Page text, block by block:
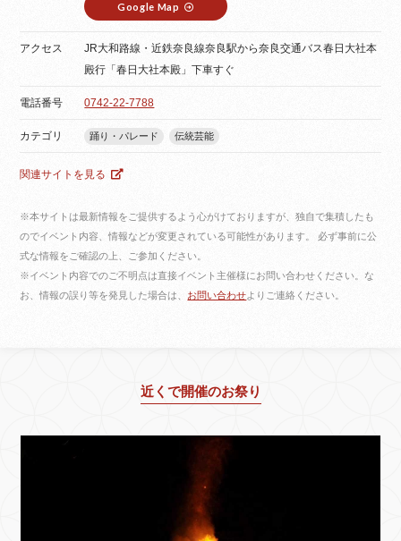
Google Map
アクセス
JR大和路線・近鉄奈良線奈良駅から奈良交通バス春日大社本
殿行「春日大社本殿」下車すぐ
電話番号 0742-22-7788
カテゴリ 踊り・パレード 伝統芸能
関連サイトを見る
※本サイトは最新情報をご提供するよう心がけておりますが、独自で集積したも
のでイベント内容、情報などが変更されている可能性があります。 必ず事前に公
式な情報をご確認の上、ご参加ください。
※イベント内容でのご不明点は直接イベント主催様にお問い合わせください。な
お、情報の誤り等を発見した場合は、 お問い合わせよりご連絡ください。
近くで開催のお祭り